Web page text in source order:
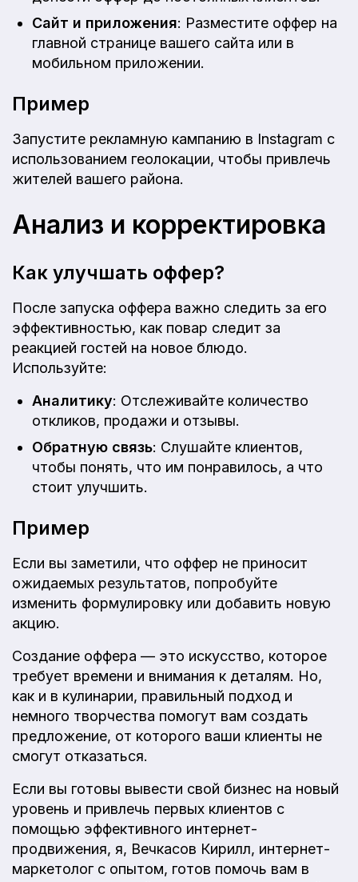
Сайт и приложения: Разместите оффер на
главной странице вашего сайта или в
мобильном приложении.
Пример
Запустите рекламную кампанию в Instagram с
использованием геолокации, чтобы привлечь
жителей вашего района.
Анализ и корректировка
Как улучшать оффер?
После запуска оффера важно следить за его
эффективностью, как повар следит за
реакцией гостей на новое блюдо.
Используйте:
Аналитику: Отслеживайте количество
откликов, продажи и отзывы.
Обратную связь: Слушайте клиентов,
чтобы понять, что им понравилось, а что
стоит улучшить.
Пример
Если вы заметили, что оффер не приносит
ожидаемых результатов, попробуйте
изменить формулировку или добавить новую
акцию.
Создание оффера — это искусство, которое
требует времени и внимания к деталям. Но,
как и в кулинарии, правильный подход и
немного творчества помогут вам создать
предложение, от которого ваши клиенты не
смогут отказаться.
Если вы готовы вывести свой бизнес на новый
уровень и привлечь первых клиентов с
помощью эффективного интернет-
продвижения, я, Вечкасов Кирилл, интернет-
маркетолог с опытом, готов помочь вам в